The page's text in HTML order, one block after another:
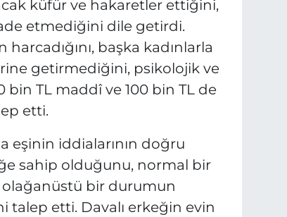
küfür ve hakaretler ettiğini,
etmediğini dile getirdi.
harcadığını, başka kadınlarla
getirmediğini, psikolojik ve
bin TL maddî ve 100 bin TL de
etti.
eşinin iddialarının doğru
sahip olduğunu, normal bir
olağanüstü bir durumun
talep etti. Davalı erkeğin evin